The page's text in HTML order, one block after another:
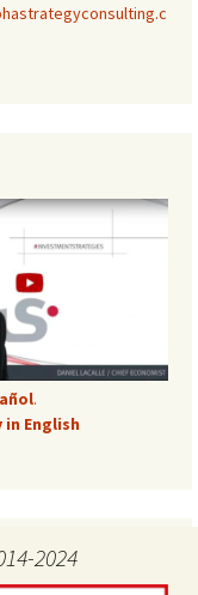
.
in English
2024